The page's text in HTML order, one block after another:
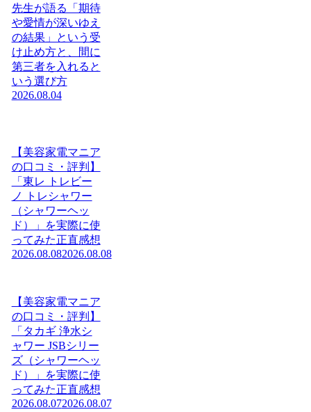
先生が語る「期待
や愛情が深いゆえ
の結果」という受
け止め方と、間に
第三者を入れると
いう選び方
2026.08.04
【美容家電マニア
の口コミ・評判】
「東レ トレビー
ノ トレシャワー
（シャワーヘッ
ド）」を実際に使
ってみた正直感想
2026.08.082026.08.08
【美容家電マニア
の口コミ・評判】
「タカギ 浄水シ
ャワー JSBシリー
ズ（シャワーヘッ
ド）」を実際に使
ってみた正直感想
2026.08.072026.08.07